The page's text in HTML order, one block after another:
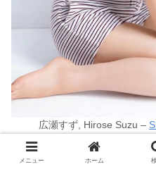
広瀬すず, Hirose Suzu –
メニュー ホーム